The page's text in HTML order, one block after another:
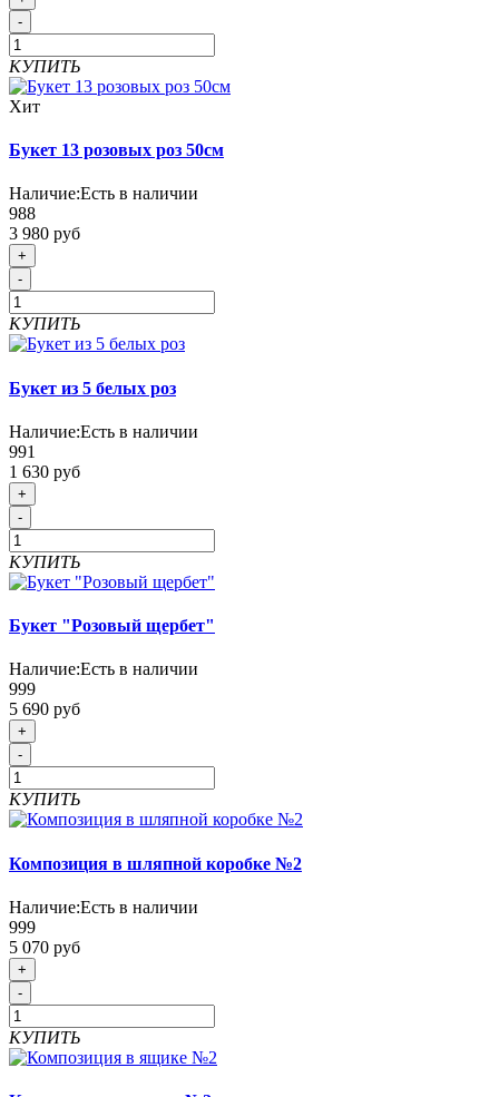
-
КУПИТЬ
Хит
Букет 13 розовых роз 50см
Наличие:Есть в наличии
988
3 980 руб
+
-
КУПИТЬ
Букет из 5 белых роз
Наличие:Есть в наличии
991
1 630 руб
+
-
КУПИТЬ
Букет "Розовый щербет"
Наличие:Есть в наличии
999
5 690 руб
+
-
КУПИТЬ
Композиция в шляпной коробке №2
Наличие:Есть в наличии
999
5 070 руб
+
-
КУПИТЬ